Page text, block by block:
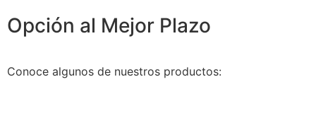
Opción al Mejor Plazo
Conoce algunos de nuestros productos: